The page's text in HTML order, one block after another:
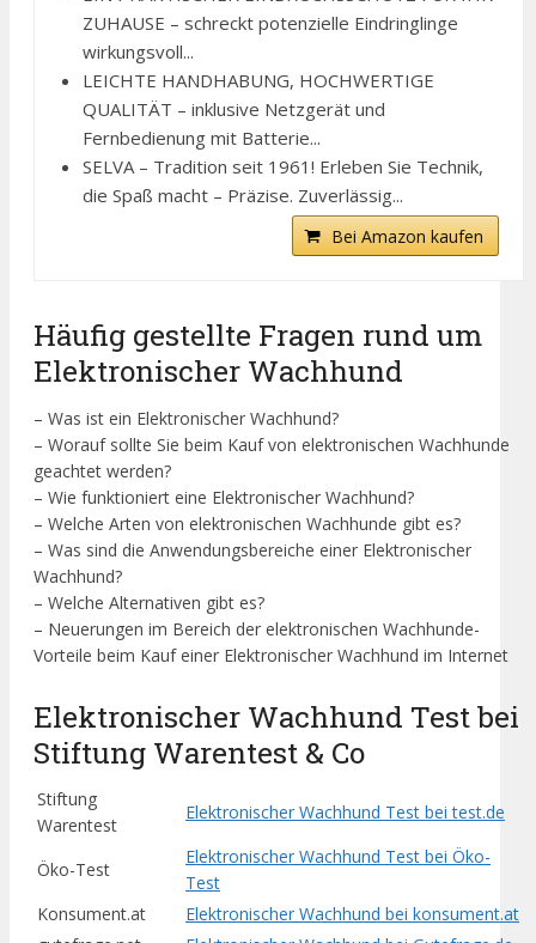
ZUHAUSE – schreckt potenzielle Eindringlinge
wirkungsvoll...
LEICHTE HANDHABUNG, HOCHWERTIGE
QUALITÄT – inklusive Netzgerät und
Fernbedienung mit Batterie...
SELVA – Tradition seit 1961! Erleben Sie Technik,
die Spaß macht – Präzise. Zuverlässig...
Bei Amazon kaufen
Häufig gestellte Fragen rund um
Elektronischer Wachhund
– Was ist ein Elektronischer Wachhund?
– Worauf sollte Sie beim Kauf von elektronischen Wachhunde
geachtet werden?
– Wie funktioniert eine Elektronischer Wachhund?
– Welche Arten von elektronischen Wachhunde gibt es?
– Was sind die Anwendungsbereiche einer Elektronischer
Wachhund?
– Welche Alternativen gibt es?
– Neuerungen im Bereich der elektronischen Wachhunde-
Vorteile beim Kauf einer Elektronischer Wachhund im Internet
Elektronischer Wachhund Test bei
Stiftung Warentest & Co
Stiftung
Warentest
Elektronischer Wachhund Test bei test.de
Öko-Test
Elektronischer Wachhund Test bei Öko-
Test
Konsument.at
Elektronischer Wachhund bei konsument.at